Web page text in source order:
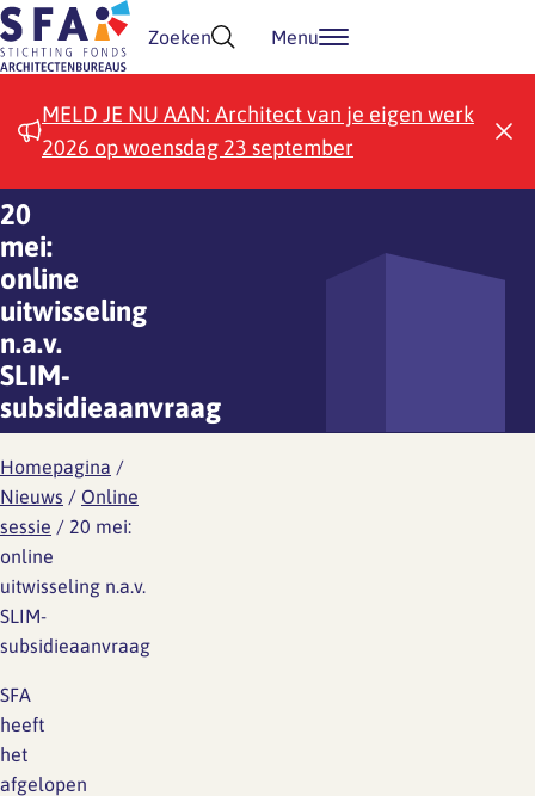
Doorgaan naar inhoud
Zoeken Menu
MELD JE NU AAN: Architect van je eigen werk
2026 op woensdag 23 september
20
mei:
online
uitwisseling
n.a.v.
SLIM-
subsidieaanvraag
Homepagina /
Nieuws / Online
sessie / 20 mei:
online
uitwisseling n.a.v.
SLIM-
subsidieaanvraag
SFA
heeft
het
afgelopen